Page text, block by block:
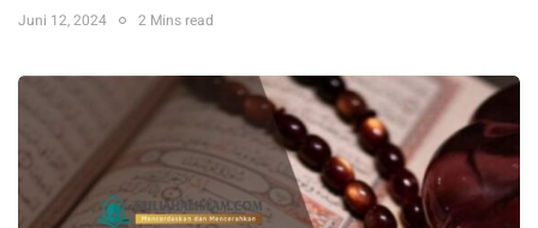
Juni 12, 2024 2 Mins read